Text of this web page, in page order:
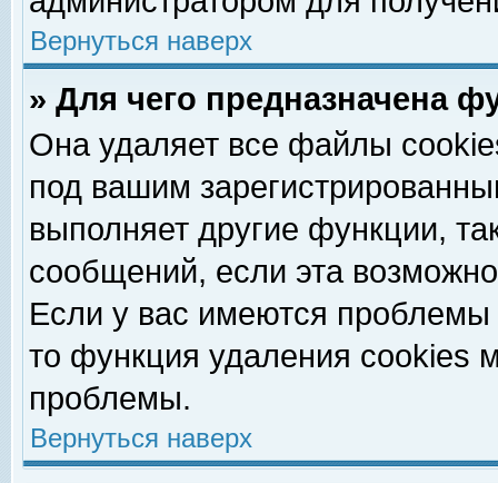
Вернуться наверх
» Для чего предназначена
Она удаляет все файлы
под вашим
выполняет другие функции,
сообщений, если эта
Если у вас имеются
то функция удаления cookies
проблемы.
Вернуться наверх